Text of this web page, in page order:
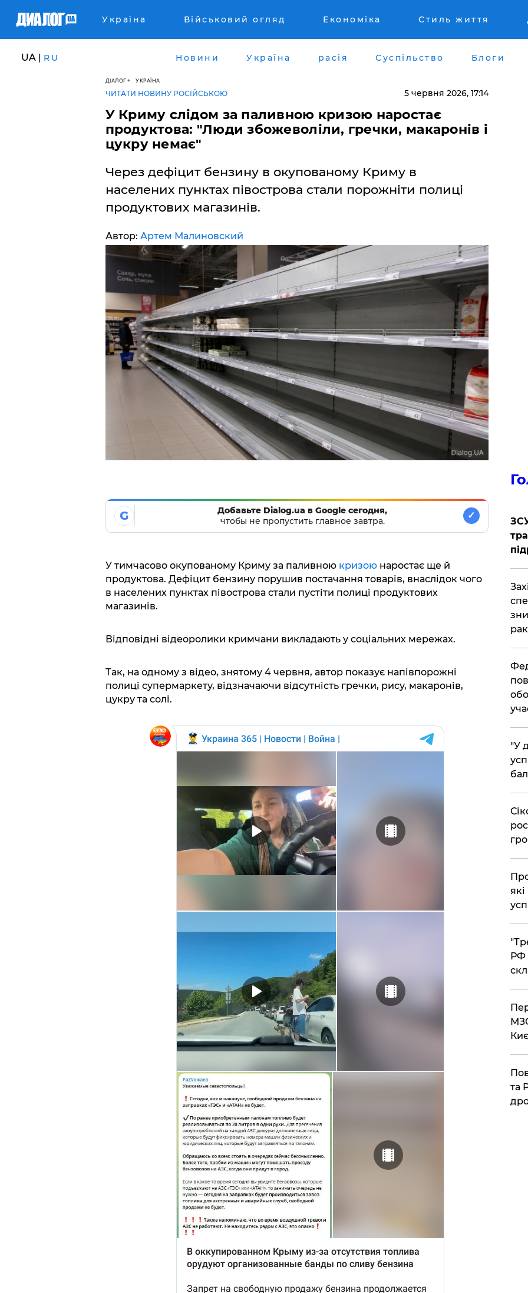
Україна Військовий огляд Економіка Стиль життя
UA | RU Новини Україна расія Суспільство Блоги
ДІАЛОГ УКРАЇНА
ЧИТАТИ НОВИНУ РОСІЙСЬКОЮ 5 червня 2026, 17:14
​У Криму слідом за паливною кризою наростає
продуктова: "Люди збожеволіли, гречки, макаронів і
цукру немає"
Через дефіцит бензину в окупованому Криму в
населених пунктах півострова стали порожніти полиці
продуктових магазинів.
Автор: Артем Малиновский
G
Добавьте Dialog.ua в Google сегодня,
чтобы не пропустить главное завтра.
✓
У тимчасово окупованому Криму за паливною кризою наростає ще й
продуктова. Дефіцит бензину порушив постачання товарів, внаслідок чого
в населених пунктах півострова стали пустіти полиці продуктових
магазинів.
Відповідні відеоролики кримчани викладають у соціальних мережах.
Так, на одному з відео, знятому 4 червня, автор показує напівпорожні
полиці супермаркету, відзначаючи відсутність гречки, рису, макаронів,
цукру та солі.
​"У
РФ
та